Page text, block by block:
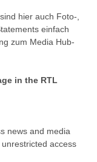
hier auch Foto-,
einfach
zum Media Hub-
in the RTL
news and media
access